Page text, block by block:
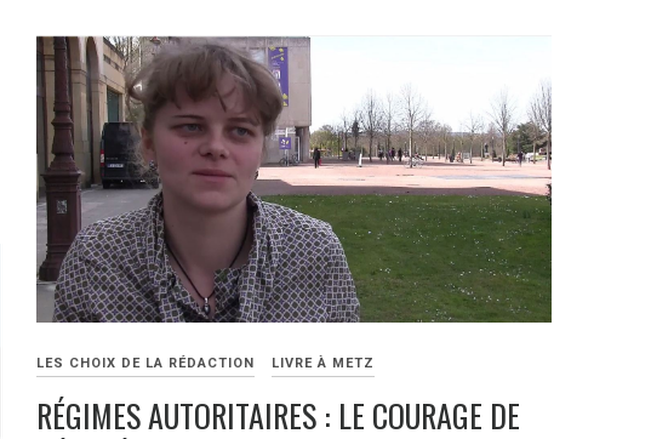
LES CHOIX DE LA RÉDACTION LIVRE À METZ
RÉGIMES AUTORITAIRES : LE COURAGE DE